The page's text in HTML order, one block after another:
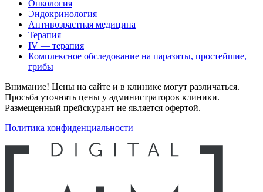
Онкология
Эндокринология
Антивозрастная медицина
Терапия
IV — терапия
Комплексное обследование на паразиты, простейшие,
грибы
Внимание! Цены на сайте и в клинике могут различаться.
Просьба уточнять цены у администраторов клиники.
Размещенный прейскурант не является офертой.
Политика конфиденциальности